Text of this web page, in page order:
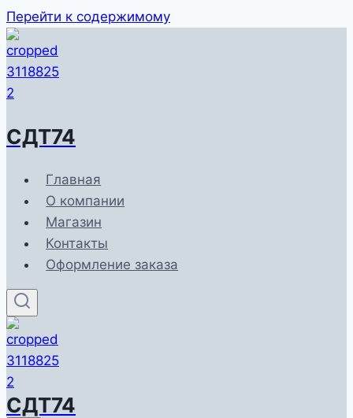
Перейти к содержимому
СДТ74
Главная
О компании
Магазин
Контакты
Оформление заказа
СДТ74